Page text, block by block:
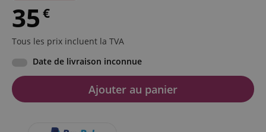
35 €
Tous les prix incluent la TVA
Date de livraison inconnue
Ajouter au panier